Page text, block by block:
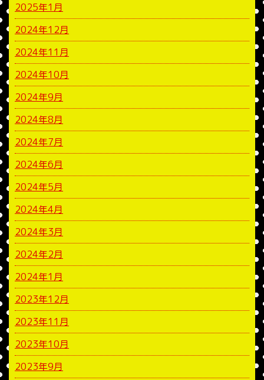
2025年1月
2024年12月
2024年11月
2024年10月
2024年9月
2024年8月
2024年7月
2024年6月
2024年5月
2024年4月
2024年3月
2024年2月
2024年1月
2023年12月
2023年11月
2023年10月
2023年9月